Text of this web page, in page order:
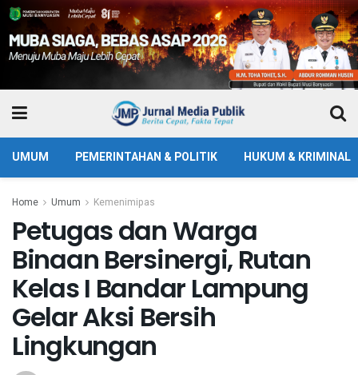
UMUM PEMERINTAHAN & POLITIK HUKUM & KRIMINAL
Home Umum Kemenimipas
Petugas dan Warga
Binaan Bersinergi, Rutan
Kelas I Bandar Lampung
Gelar Aksi Bersih
Lingkungan